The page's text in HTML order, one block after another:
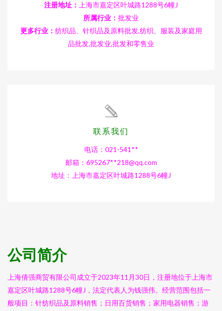
注册地址：
上海市嘉定区叶城路1288号6幢J
所属行业： 批发业
更多行业： 纺织品、针织品及原料批发,纺织、服装及家庭用
品批发,批发业,批发和零售业
联系我们
电话：021-541**
邮箱：695267**218@qq.com
地址：上海市嘉定区叶城路1288号6幢J
公司简介
上海倩强商贸有限公司成立于2023年11月30日，注册地位于上海市
嘉定区叶城路1288号6幢J，法定代表人为钱强伟。经营范围包括一
般项目：针纺织品及原料销售；日用百货销售；家用电器销售；游